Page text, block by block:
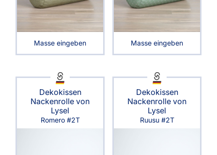
Masse eingeben Masse eingeben
Dekokissen
Nackenrolle von
Lysel
Romero #2T
Dekokissen
Nackenrolle von
Lysel
Ruusu #2T